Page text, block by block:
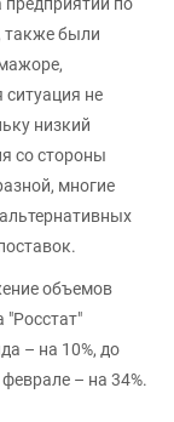
также были
не
низкий
со стороны
многие
объемов
"Росстат"
– на 10%, до
– на 34%.